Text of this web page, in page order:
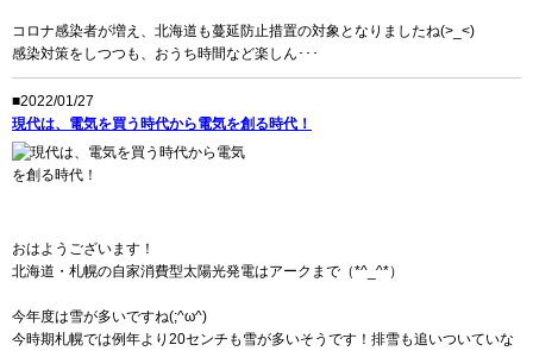
コロナ感染者が増え、北海道も蔓延防止措置の対象となりましたね(>_<)
感染対策をしつつも、おうち時間など楽しん･･･
■2022/01/27
現代は、電気を買う時代から電気を創る時代！
おはようございます！
北海道・札幌の自家消費型太陽光発電はアークまで（*^_^*）
今年度は雪が多いですね(;^ω^)
今時期札幌では例年より20センチも雪が多いそうです！排雪も追いついていな